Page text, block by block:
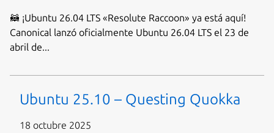
🦝 ¡Ubuntu 26.04 LTS «Resolute Raccoon» ya está aquí!
Canonical lanzó oficialmente Ubuntu 26.04 LTS el 23 de
abril de...
Ubuntu 25.10 – Questing Quokka
18 octubre 2025